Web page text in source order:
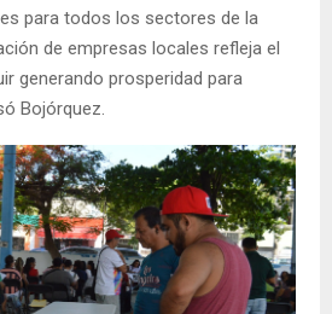
para todos los sectores de la
de empresas locales refleja el
generando prosperidad para
Bojórquez.